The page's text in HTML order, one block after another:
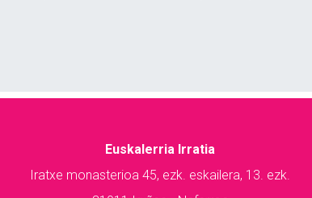
Euskalerria Irratia
Iratxe monasterioa 45, ezk. eskailera, 13. ezk.